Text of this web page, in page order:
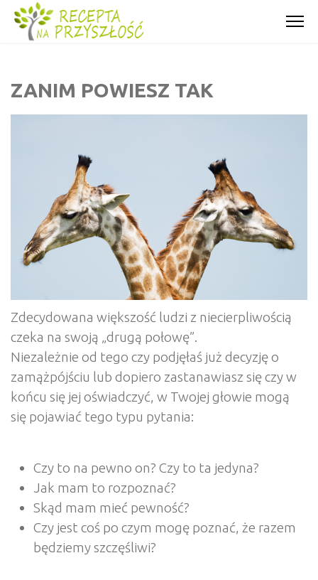
ZANIM POWIESZ TAK
Zdecydowana większość ludzi z niecierpliwością
czeka na swoją „drugą połowę”.
Niezależnie od tego czy podjęłaś już decyzję o
zamążpójściu lub dopiero zastanawiasz się czy w
końcu się jej oświadczyć, w Twojej głowie mogą
się pojawiać tego typu pytania:
Czy to na pewno on? Czy to ta jedyna?
Jak mam to rozpoznać?
Skąd mam mieć pewność?
Czy jest coś po czym mogę poznać, że razem
będziemy szczęśliwi?